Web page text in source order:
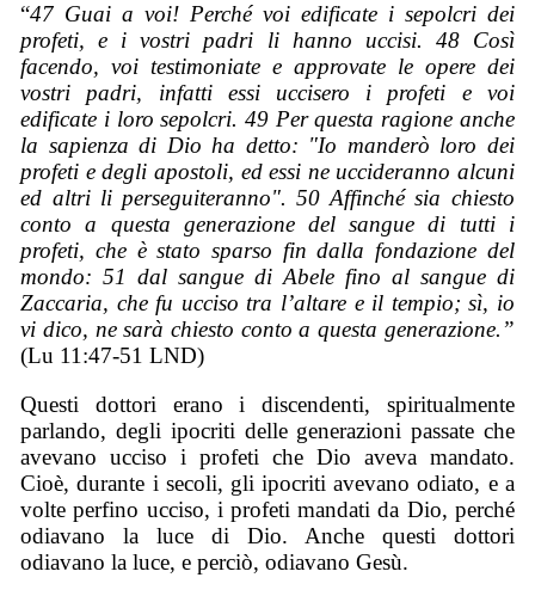
“47 Guai a voi! Perché voi edificate i sepolcri dei
profeti, e i vostri padri li hanno uccisi. 48 Così
facendo, voi testimoniate e approvate le opere dei
vostri padri, infatti essi uccisero i profeti e voi
edificate i loro sepolcri. 49 Per questa ragione anche
la sapienza di Dio ha detto: "Io manderò loro dei
profeti e degli apostoli, ed essi ne uccideranno alcuni
ed altri li perseguiteranno". 50 Affinché sia chiesto
conto a questa generazione del sangue di tutti i
profeti, che è stato sparso fin dalla fondazione del
mondo: 51 dal sangue di Abele fino al sangue di
Zaccaria, che fu ucciso tra l’altare e il tempio; sì, io
vi dico, ne sarà chiesto conto a questa generazione.”
(Lu 11:47-51 LND)
Questi dottori erano i discendenti, spiritualmente
parlando, degli ipocriti delle generazioni passate che
avevano ucciso i profeti che Dio aveva mandato.
Cioè, durante i secoli, gli ipocriti avevano odiato, e a
volte perfino ucciso, i profeti mandati da Dio, perché
odiavano la luce di Dio. Anche questi dottori
odiavano la luce, e perciò, odiavano Gesù.